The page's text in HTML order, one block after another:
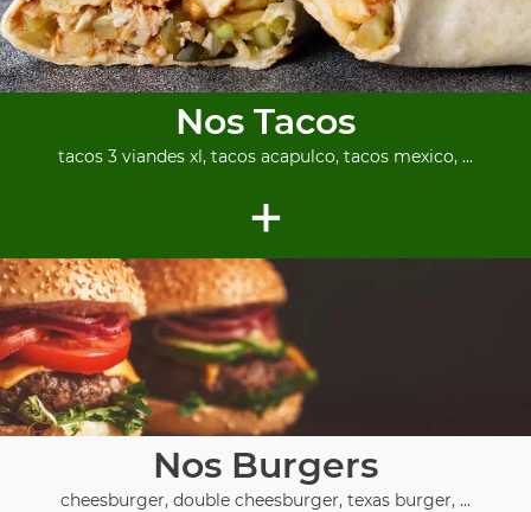
Nos Tacos
tacos 3 viandes xl, tacos acapulco, tacos mexico, ...
+
Nos Burgers
cheesburger, double cheesburger, texas burger, ...